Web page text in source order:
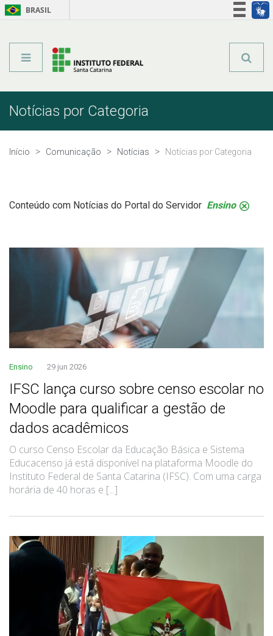
BRASIL
Notícias por Categoria
Início Comunicação Notícias Notícias por Categoria
Conteúdo com Notícias do Portal do Servidor Ensino .
Ensino 29 jun 2026
IFSC lança curso sobre censo escolar no
Moodle para qualificar a gestão de
dados acadêmicos
O curso Censo Escolar da Educação Básica e Sistema
Educacenso já está disponível na plataforma Moodle do
Instituto Federal de Santa Catarina (IFSC). Com uma carga
horária de 40 horas e [...]